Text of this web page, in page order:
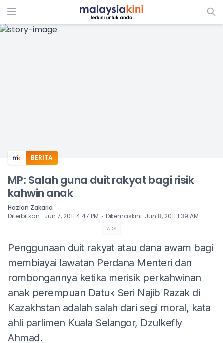
ADS
BERITA
MP: Salah guna duit rakyat bagi risik
kahwin anak
Hazlan Zakaria
Diterbitkan: Jun 7, 2011 4:47 PM ⋅ Dikemaskini: Jun 8, 2011 1:39 AM
ADS
Penggunaan duit rakyat atau dana awam bagi
membiayai lawatan Perdana Menteri dan
rombongannya ketika merisik perkahwinan
anak perempuan Datuk Seri Najib Razak di
Kazakhstan adalah salah dari segi moral, kata
ahli parlimen Kuala Selangor, Dzulkefly
Ahmad.